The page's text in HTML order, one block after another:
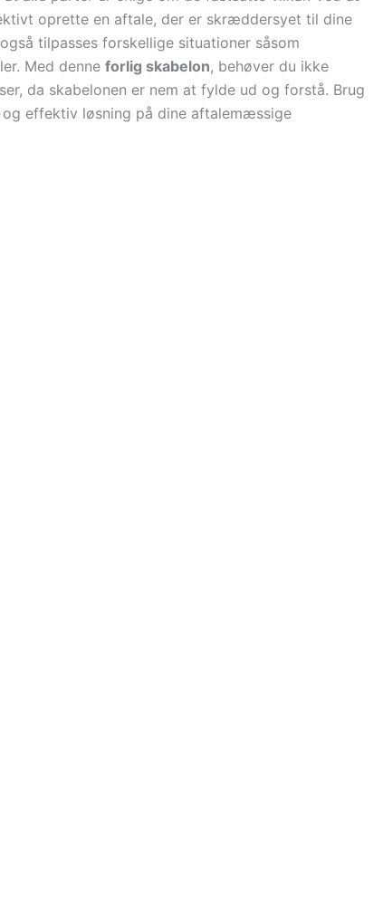
oprette en aftale, der er skræddersyet til dine
tilpasses forskellige situationer såsom
Med denne forlig skabelon, behøver du ikke
da skabelonen er nem at fylde ud og forstå. Brug
effektiv løsning på dine aftalemæssige